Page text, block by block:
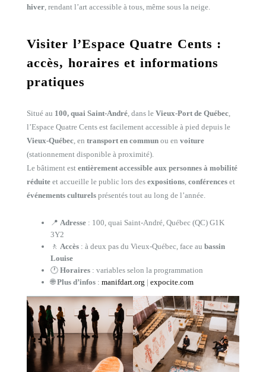
hiver, rendant l’art accessible à tous, même sous la neige.
Visiter l’Espace Quatre Cents :
accès, horaires et informations
pratiques
Situé au 100, quai Saint-André, dans le Vieux-Port de Québec,
l’Espace Quatre Cents est facilement accessible à pied depuis le
Vieux-Québec, en transport en commun ou en voiture
(stationnement disponible à proximité).
Le bâtiment est entièrement accessible aux personnes à mobilité
réduite et accueille le public lors des expositions, conférences et
événements culturels présentés tout au long de l’année.
📍 Adresse : 100, quai Saint-André, Québec (QC) G1K
3Y2
🚶 Accès : à deux pas du Vieux-Québec, face au bassin
Louise
🕐 Horaires : variables selon la programmation
🌐Plus d’infos : manifdart.org | expocite.com